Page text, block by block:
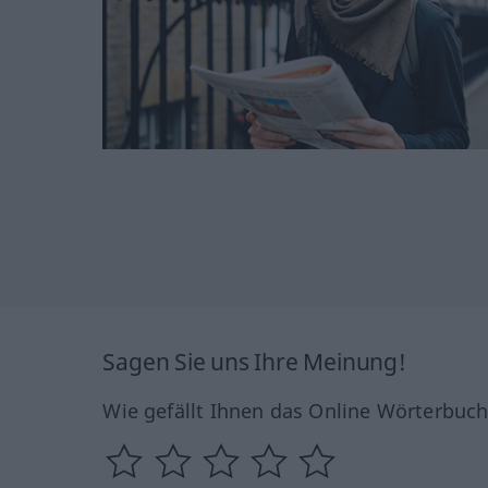
Sagen Sie uns Ihre Meinung!
Wie gefällt Ihnen das Online